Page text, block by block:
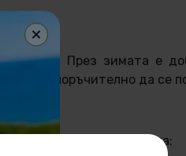
През зимата е
е препоръчително да се
То предпочита: